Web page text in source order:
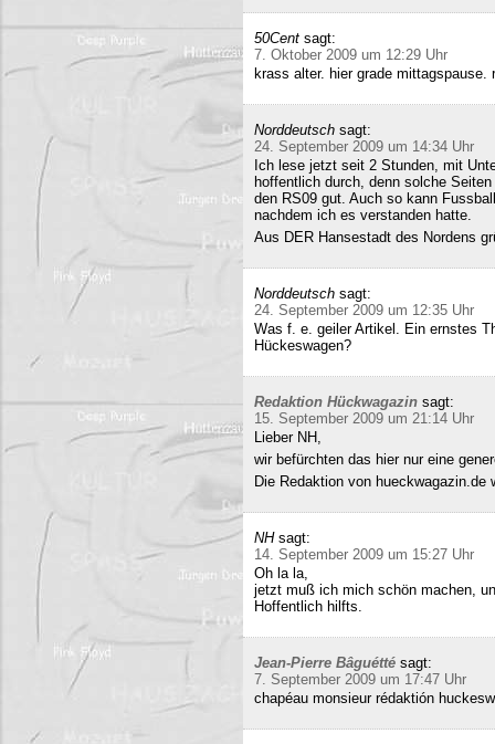
50Cent sagt:
7. Oktober 2009 um 12:29 Uhr
krass alter. hier grade
Norddeutsch sagt:
24. September 2009 um 14:34 Uhr
Ich lese jetzt seit 2 Stunden, mit
hoffentlich durch, denn solche
den RS09 gut. Auch so kann
nachdem ich es verstanden hatte.
Aus DER Hansestadt des Nordens
Norddeutsch sagt:
24. September 2009 um 12:35 Uhr
Was f. e. geiler Artikel. Ein ernstes
Hückeswagen?
Redaktion Hückwagazin sagt:
15. September 2009 um 21:14 Uhr
Lieber NH,
wir befürchten das hier nur eine
Die Redaktion von
NH sagt:
14. September 2009 um 15:27 Uhr
Oh la la,
jetzt muß ich mich schön machen,
Hoffentlich hilfts.
Jean-Pierre Bâguétté sagt:
7. September 2009 um 17:47 Uhr
chapéau monsieur rédaktión